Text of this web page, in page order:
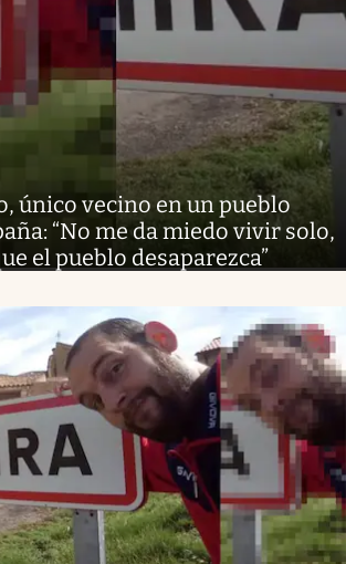
único vecino en un pueblo
“No me da miedo vivir solo,
el pueblo desaparezca”